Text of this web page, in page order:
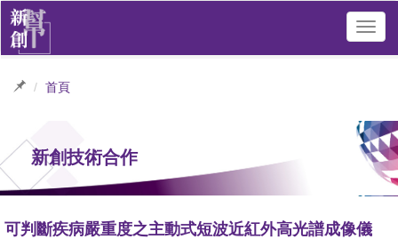
首頁
新創技術合作
可判斷疾病嚴重度之主動式短波近紅外高光譜成像儀